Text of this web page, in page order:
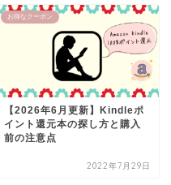
お得なクーポン
【2026年6月更新】Kindleポ
イント還元本の探し方と購入
前の注意点
2022年7月29日